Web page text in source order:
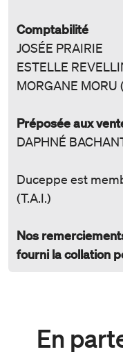
Comptabilité
JOSÉE PRAIRIE
ESTELLE
MORGANE
Préposée aux
DAPHNÉ
Duceppe est
(T.A.I.)
Nos
fourni la collation
En